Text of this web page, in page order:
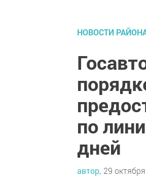
НОВОСТИ
по
дней
автор, 29